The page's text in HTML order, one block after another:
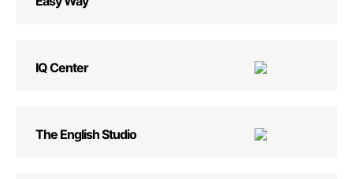
IQ Center
The English Studio